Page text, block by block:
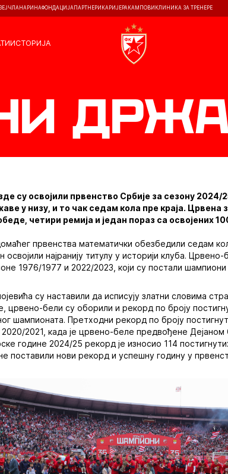
ЧЛАНАРИНАФОНДАЦИЈА ПАРТНЕРИ КАРИЈЕРА КАМПОВИ КЛИНИКА ЗА ТРЕНЕРЕ
ИСТОРИЈА
су освојили првенство Србије за сезону 2024/
у низу, и то чак седам кола пре краја. Црвена
четири ремија и један пораз са освојених
првенства математички обезбедили седам
освојили најранију титулу у историји клуба.
1976/1977 и 2022/2023, који су постали
су наставили да исписују златни словима
црвено-бели су оборили и рекорд по броју
шампионата. Претходни рекорд по броју
2021, када је црвено-беле предвођене Дејаном
године 2024/25 рекорд је износио 114
поставили нови рекорд и успешну годину у